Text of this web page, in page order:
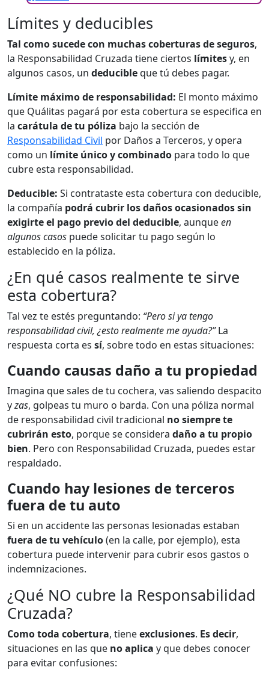
Límites y deducibles
Tal como sucede con muchas coberturas de seguros,
la Responsabilidad Cruzada tiene ciertos límitesy, en
algunos casos, un deducibleque tú debes pagar.
Límite máximo de responsabilidad: El monto máximo
que Quálitas pagará por esta cobertura se especifica en
la carátula de tu póliza bajo la sección de
Responsabilidad Civil por Daños a Terceros, y opera
como un límite único y combinado para todo lo que
cubre esta responsabilidad.
Deducible: Si contrataste esta cobertura con deducible,
la compañía podrá cubrir los daños ocasionados sin
exigirte el pago previo del deducible, aunqueen
algunos casos puede solicitar tu pago según lo
establecido en la póliza.
¿En qué casos realmente te sirve
esta cobertura?
Tal vez te estés preguntando: “Pero si ya tengo
responsabilidad civil, ¿esto realmente me ayuda?”La
respuesta corta es sí, sobre todo en estas situaciones:
Cuando causas daño a tu propiedad
Imagina que sales de tu cochera, vas saliendo despacito
yzas, golpeas tu muro o barda. Con una póliza normal
de responsabilidad civil tradicional no siempre te
cubrirán esto, porque se considera daño a tu propio
bien. Pero con Responsabilidad Cruzada, puedes estar
respaldado.
Cuando hay lesiones de terceros
fuera de tu auto
Si en un accidente las personas lesionadas estaban
fuera de tu vehículo(en la calle, por ejemplo), esta
cobertura puede intervenir para cubrir esos gastos o
indemnizaciones.
¿Qué NO cubre la Responsabilidad
Cruzada?
Como toda cobertura, tieneexclusiones. Es decir,
situaciones en las que no aplica y que debes conocer
para evitar confusiones: